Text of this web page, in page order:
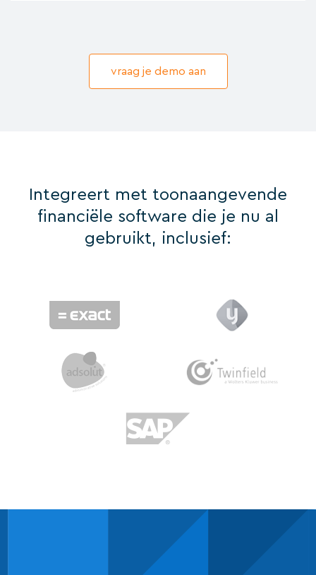
vraag je demo aan
Integreert met toonaangevende
financiële software die je nu al
gebruikt, inclusief: